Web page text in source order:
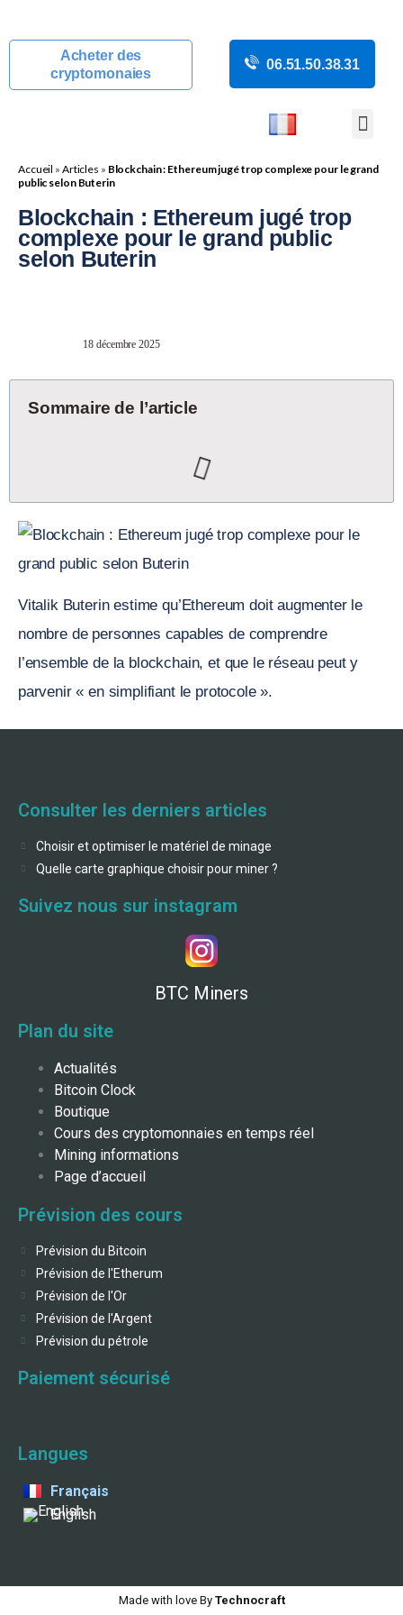
Acheter des
cryptomonaies
06.51.50.38.31
Accueil » Articles » Blockchain : Ethereum jugé trop complexe pour le grand
public selon Buterin
Blockchain : Ethereum jugé trop
complexe pour le grand public
selon Buterin
18 décembre 2025
Sommaire de l’article
Vitalik Buterin estime qu’Ethereum doit augmenter le
nombre de personnes capables de comprendre
l’ensemble de la blockchain, et que le réseau peut y
parvenir « en simplifiant le protocole ».
Consulter les derniers articles
Choisir et optimiser le matériel de minage
Quelle carte graphique choisir pour miner ?
Suivez nous sur instagram
BTC Miners
Plan du site
Actualités
Bitcoin Clock
Boutique
Cours des cryptomonnaies en temps réel
Mining informations
Page d’accueil
Prévision des cours
Prévision du Bitcoin
Prévision de l'Etherum
Prévision de l'Or
Prévision de l'Argent
Prévision du pétrole
Paiement sécurisé
Langues
Français
English
Made with love ByTechnocraft